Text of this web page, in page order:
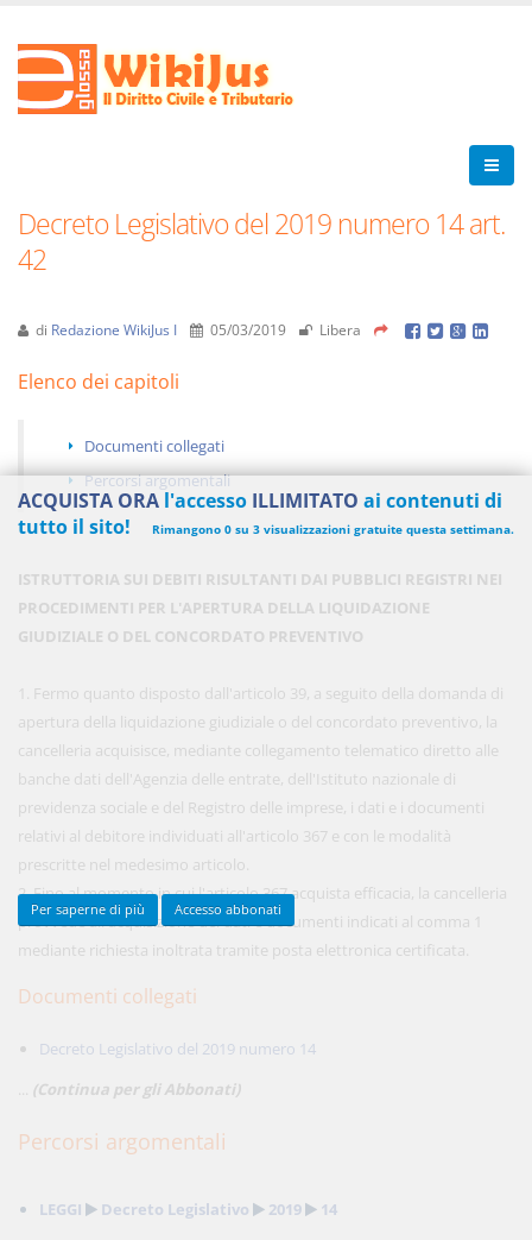
Decreto Legislativo del 2019 numero 14 art.
42
di Redazione WikiJus I 05/03/2019 Libera
Elenco dei capitoli
Documenti collegati
Percorsi argomentali
ISTRUTTORIA SUI DEBITI RISULTANTI DAI PUBBLICI REGISTRI NEI
PROCEDIMENTI PER L'APERTURA DELLA LIQUIDAZIONE
GIUDIZIALE O DEL CONCORDATO PREVENTIVO
1. Fermo quanto disposto dall'articolo 39, a seguito della domanda di
apertura della liquidazione giudiziale o del concordato preventivo, la
cancelleria acquisisce, mediante collegamento telematico diretto alle
banche dati dell'Agenzia delle entrate, dell'Istituto nazionale di
previdenza sociale e del Registro delle imprese, i dati e i documenti
relativi al debitore individuati all'articolo 367 e con le modalità
prescritte nel medesimo articolo.
2. Fino al momento in cui l'articolo 367 acquista efficacia, la cancelleria
provvede all'acquisizione dei dati e documenti indicati al comma 1
mediante richiesta inoltrata tramite posta elettronica certificata.
Documenti collegati
Decreto Legislativo del 2019 numero 14
(Continua per gli Abbonati)
Percorsi argomentali
LEGGI Decreto Legislativo 2019 14
ACQUISTA ORA l'accesso ILLIMITATO ai contenuti di
tutto il sito!
Rimangono 0 su 3 visualizzazioni gratuite questa settimana.
450,00 € ANNUALI
Acquista ora
Acquista ora
Per saperne di più Accesso abbonati